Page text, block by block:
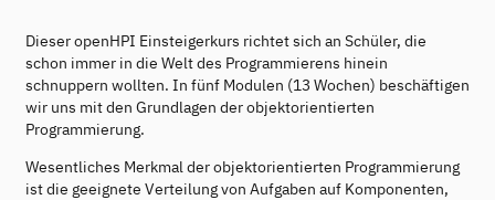
Dieser openHPI Einsteigerkurs richtet sich an Schüler, die
schon immer in die Welt des Programmierens hinein
schnuppern wollten. In fünf Modulen (13 Wochen) beschäftigen
wir uns mit den Grundlagen der objektorientierten
Programmierung.
Wesentliches Merkmal der objektorientierten Programmierung
ist die geeignete Verteilung von Aufgaben auf Komponenten,